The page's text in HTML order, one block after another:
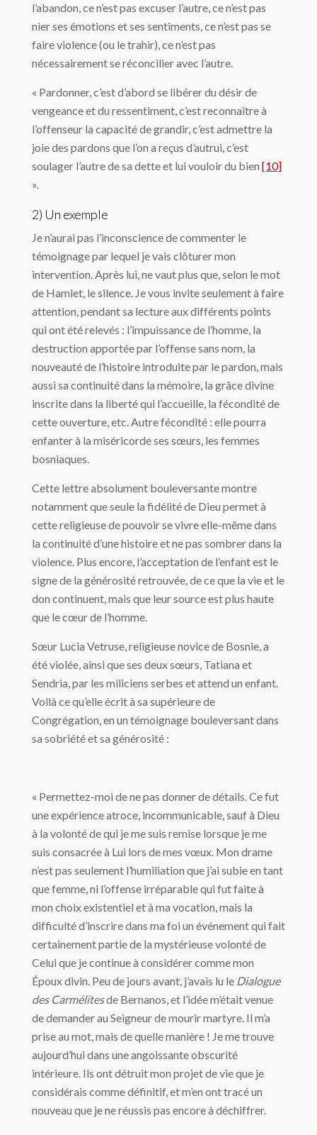
l’abandon, ce n’est pas excuser l’autre, ce n’est pas
nier ses émotions et ses sentiments, ce n’est pas se
faire violence (ou le trahir), ce n’est pas
nécessairement se réconcilier avec l’autre.
« Pardonner, c’est d’abord se libérer du désir de
vengeance et du ressentiment, c’est reconnaître à
l’offenseur la capacité de grandir, c’est admettre la
joie des pardons que l’on a reçus d’autrui, c’est
soulager l’autre de sa dette et lui vouloir du bien [10]
».
2) Un exemple
Je n’aurai pas l’inconscience de commenter le
témoignage par lequel je vais clôturer mon
intervention. Après lui, ne vaut plus que, selon le mot
de Hamlet, le silence. Je vous invite seulement à faire
attention, pendant sa lecture aux différents points
qui ont été relevés : l’impuissance de l’homme, la
destruction apportée par l’offense sans nom, la
nouveauté de l’histoire introduite par le pardon, mais
aussi sa continuité dans la mémoire, la grâce divine
inscrite dans la liberté qui l’accueille, la fécondité de
cette ouverture, etc. Autre fécondité : elle pourra
enfanter à la miséricorde ses sœurs, les femmes
bosniaques.
Cette lettre absolument bouleversante montre
notamment que seule la fidélité de Dieu permet à
cette religieuse de pouvoir se vivre elle-même dans
la continuité d’une histoire et ne pas sombrer dans la
violence. Plus encore, l’acceptation de l’enfant est le
signe de la générosité retrouvée, de ce que la vie et le
don continuent, mais que leur source est plus haute
que le cœur de l’homme.
Sœur Lucia Vetruse, religieuse novice de Bosnie, a
été violée, ainsi que ses deux sœurs, Tatiana et
Sendria, par les miliciens serbes et attend un enfant.
Voilà ce qu’elle écrit à sa supérieure de
Congrégation, en un témoignage bouleversant dans
sa sobriété et sa générosité :
« Permettez-moi de ne pas donner de détails. Ce fut
une expérience atroce, incommunicable, sauf à Dieu
à la volonté de qui je me suis remise lorsque je me
suis consacrée à Lui lors de mes vœux. Mon drame
n’est pas seulement l’humiliation que j’ai subie en tant
que femme, ni l’offense irréparable qui fut faite à
mon choix existentiel et à ma vocation, mais la
difficulté d’inscrire dans ma foi un événement qui fait
certainement partie de la mystérieuse volonté de
Celui que je continue à considérer comme mon
Époux divin. Peu de jours avant, j’avais lu le Dialogue
des Carmélitesde Bernanos, et l’idée m’était venue
de demander au Seigneur de mourir martyre. Il m’a
prise au mot, mais de quelle manière ! Je me trouve
aujourd’hui dans une angoissante obscurité
intérieure. Ils ont détruit mon projet de vie que je
considérais comme définitif, et m’en ont tracé un
nouveau que je ne réussis pas encore à déchiffrer.